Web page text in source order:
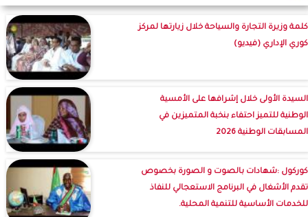
كلمة وزيرة التجارة والسياحة خلال زيارتها لمركز
كوري الإداري (فيديو)
السيدة الأولى خلال إشرافها على الأمسية
الوطنية للتميز احتفاء بنخبة المتميزين في
المسابقات الوطنية 2026
كوركول :شهادات بالصوت و الصورة بخصوص
تقدم الأشغال في البرنامج الاستعجالي للنفاذ
للخدمات الأساسية للتنمية المحلية.